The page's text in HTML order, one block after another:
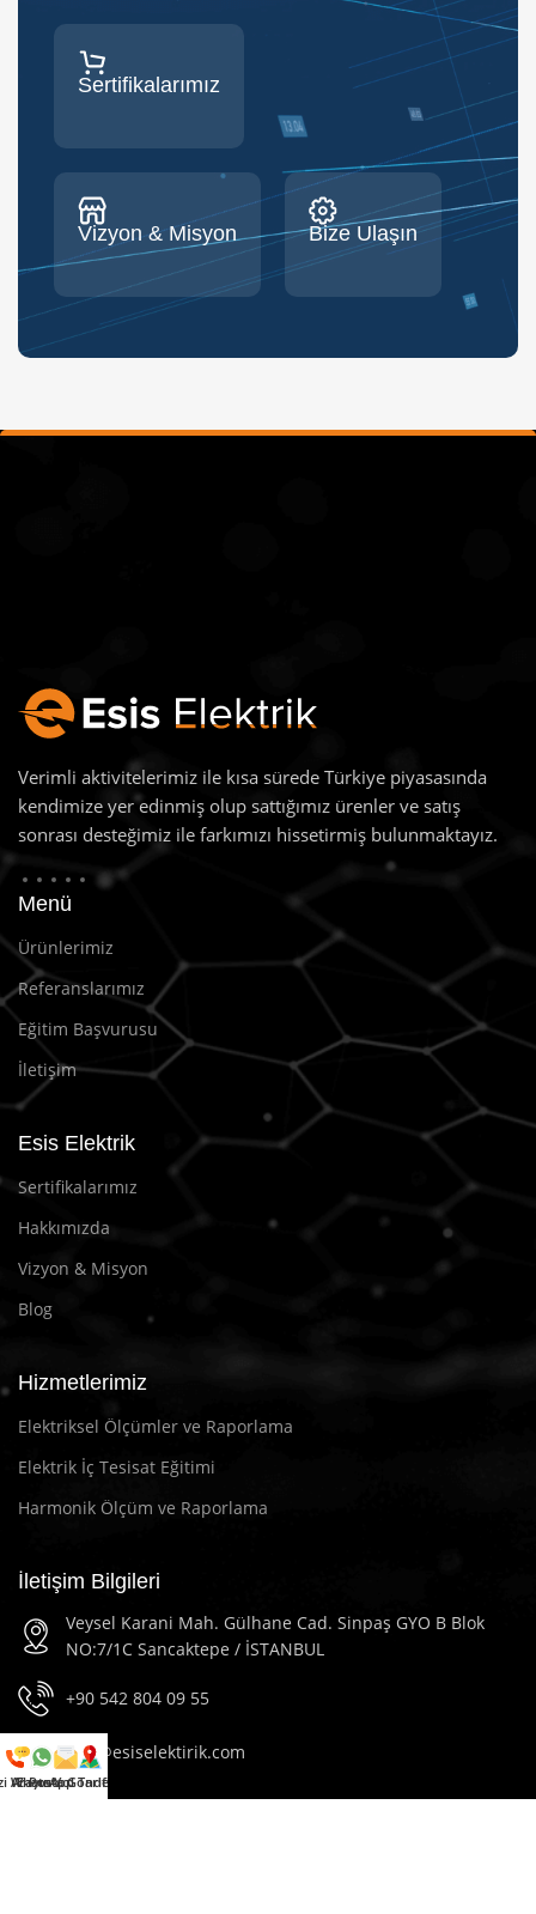
Sertifikalarımız
Vizyon & Misyon Bize Ulaşın
Verimli aktivitelerimiz ile kısa sürede Türkiye piyasasında
kendimize yer edinmiş olup sattığımız ürenler ve satış
sonrası desteğimiz ile farkımızı hissetirmiş bulunmaktayız.
Menü
Ürünlerimiz
Referanslarımız
Eğitim Başvurusu
İletişim
Esis Elektrik
Sertifikalarımız
Hakkımızda
Vizyon & Misyon
Blog
Hizmetlerimiz
Elektriksel Ölçümler ve Raporlama
Elektrik İç Tesisat Eğitimi
Harmonik Ölçüm ve Raporlama
İletişim Bilgileri
Veysel Karani Mah. Gülhane Cad. Sinpaş GYO B Blok
NO:7/1C Sancaktepe / İSTANBUL
+90 542 804 09 55
info@esiselektirik.com
Arayın
WhatsApp
E-Posta Gönder
Yol Tarifi Al